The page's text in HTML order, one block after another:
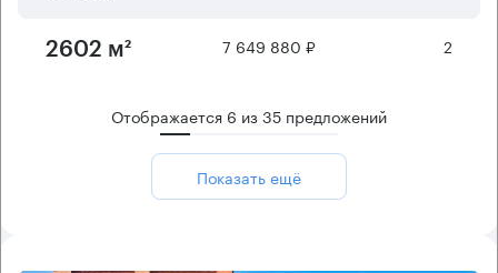
2602 м² 7 649 880 ₽ 2
Отображается 6 из35 предложений
Показать ещё